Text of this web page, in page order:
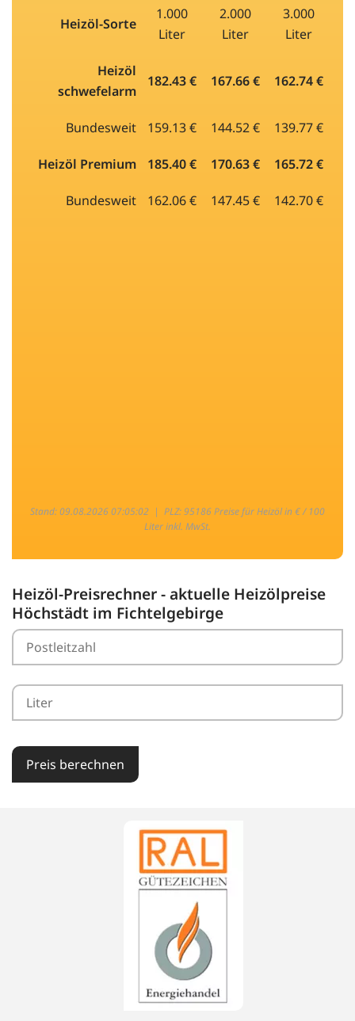
Heizöl-Sorte
1.000
Liter
2.000
Liter
3.000
Liter
Heizöl
schwefelarm
182.43 € 167.66 € 162.74 €
Bundesweit 159.13 € 144.52 € 139.77 €
Heizöl Premium 185.40 € 170.63 € 165.72 €
Bundesweit 162.06 € 147.45 € 142.70 €
Stand: 09.08.2026 07:05:02 | PLZ: 95186 Preise für Heizöl in € / 100
Liter inkl. MwSt.
Heizöl-Preisrechner - aktuelle Heizölpreise
Höchstädt im Fichtelgebirge
Preis berechnen